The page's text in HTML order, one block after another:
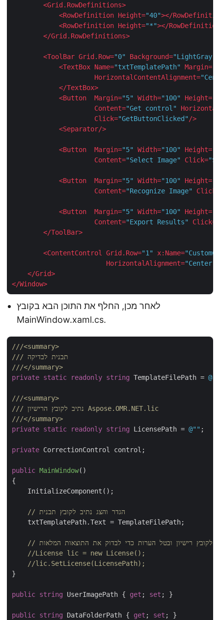
<Grid.RowDefinitions>
<RowDefinition Height="40"></
<RowDefinition Height="*"></RowDefinition
</Grid.RowDefinitions>
<ToolBar Grid.Row="0" Background="LightGray"
<TextBox Name="txtTemplatePath" Margin=
HorizontalContentAlignment=
</TextBox>
<Button Margin="5" Width="100" Height=
Content="Get control"
Click="GetButtonClicked" />
<Separator/>
<Button Margin="5" Width="100" Height=
Content="Select Image" Click=
<Button Margin="5" Width="100" Height=
Content="Recognize Image" Click
<Button Margin="5" Width="100" Height=
Content="Export Results" Click=
</ToolBar>
<ContentControl Grid.Row="1" x:Name=
HorizontalAlignment="Center"
</Grid>
</Window>
לאחר מכן, החלף את התוכן הבא בקובץ
MainWindow.xaml.cs.
///<summary>
/// תבנית לבדיקה
///</summary>
private static readonly string TemplateFilePath =
///<summary>
///
נתיב לקובץ הרישיון Aspose.OMR.NET.lic
///</summary>
private static readonly string LicensePath = @"" ;
private CorrectionControl control;
public MainWindow( )
{
    InitializeComponent();
// הגדר והצג נתיב לקובץ תבנית
    txtTemplatePath.Text = TemplateFilePath;
לקובץ רישיון ובטל הערות כדי לבדוק את התוצאות המלאות
//License lic = new License();
//lic.SetLicense(LicensePath);
}
public string UserImagePath { get ; set ; }
public string DataFolderPath { get ; set ; }